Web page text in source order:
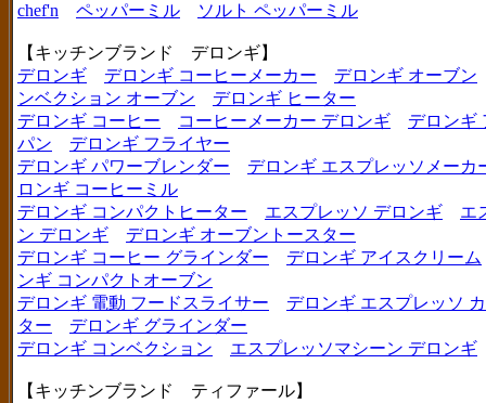
chef'n
ペッパーミル ソルト ペッパーミル
【キッチンブランド デロンギ】
デロンギ
デロンギ コーヒーメーカー
デロンギ オーブン
ンベクション オーブン
デロンギ ヒーター
デロンギ コーヒー
コーヒーメーカー デロンギ
デロンギ
パン
デロンギ フライヤー
デロンギ パワーブレンダー
デロンギ エスプレッソメーカ
ロンギ コーヒーミル
デロンギ コンパクトヒーター
エスプレッソ デロンギ
エ
ン デロンギ
デロンギ オーブントースター
デロンギ コーヒー グラインダー
デロンギ アイスクリーム
ンギ コンパクトオーブン
デロンギ 電動 フードスライサー
デロンギ エスプレッソ
ター
デロンギ グラインダー
デロンギ コンベクション
エスプレッソマシーン デロンギ
【キッチンブランド ティファール】